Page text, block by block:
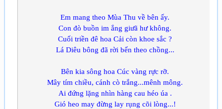
Em mang theo Mùa Thu về bên ấy.
Con đò buồn im ắng giưã hư không.
Cuối triền đê hoa Cải còn khoe sắc ?
Lá Diêu bông đã rời bến theo chồng...
Bên kia sông hoa Cúc vàng rực rỡ.
Mây tím chiều, cánh cò trắng...mênh mông.
Ai đứng lặng nhìn hàng cau héo úa .
Gió heo may đừng lay rụng cõi lòng...!